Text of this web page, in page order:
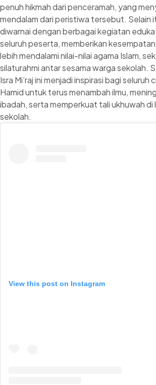
penuh hikmah dari penceramah, yang
mendalam dari peristiwa tersebut. Selain
diwarnai dengan berbagai kegiatan
seluruh peserta, memberikan
lebih mendalami nilai-nilai agama Islam,
silaturahmi antar sesama warga sekolah.
Isra Mi’raj ini menjadi inspirasi bagi seluruh
Hamid untuk terus menambah ilmu,
ibadah, serta memperkuat tali ukhuwah di
sekolah.
View this post on Instagram